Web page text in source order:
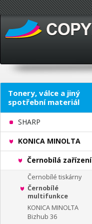
Tonery, válce a jiný
spotřební materiál
SHARP
KONICA MINOLTA
Černobílá zařízení
Černobílé tiskárny
Černobílé
multifunkce
KONICA MINOLTA
Bizhub 36